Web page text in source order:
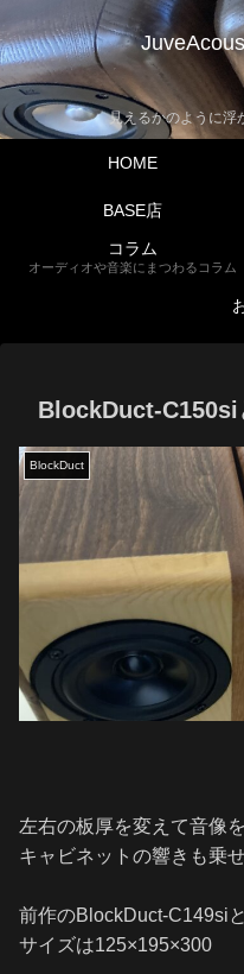
見えるかのように浮
HOME
BASE店
コラム
オーディオや音楽にまつわるコラム
BlockDuct-C150si
BlockDuct
左右の板厚を変えて音像
キャビネットの響きも乗
前作のBlockDuct-C149si
サイズは125×195×300